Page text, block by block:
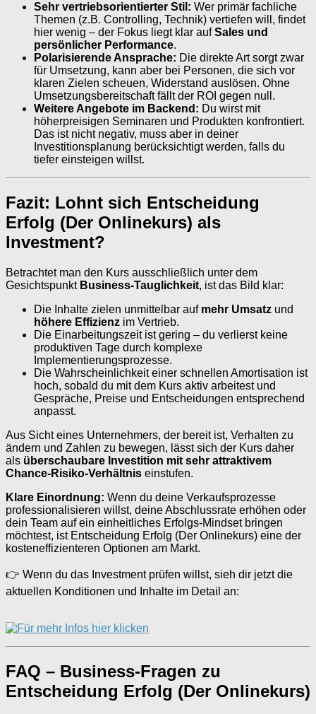
Sehr vertriebsorientierter Stil: Wer primär fachliche
Themen (z.B. Controlling, Technik) vertiefen will, findet
hier wenig – der Fokus liegt klar aufSales und
persönlicher Performance.
Polarisierende Ansprache: Die direkte Art sorgt zwar
für Umsetzung, kann aber bei Personen, die sich vor
klaren Zielen scheuen, Widerstand auslösen. Ohne
Umsetzungsbereitschaft fällt der ROI gegen null.
Weitere Angebote im Backend: Du wirst mit
höherpreisigen Seminaren und Produkten konfrontiert.
Das ist nicht negativ, muss aber in deiner
Investitionsplanung berücksichtigt werden, falls du
tiefer einsteigen willst.
Fazit: Lohnt sich Entscheidung
Erfolg (Der Onlinekurs) als
Investment?
Betrachtet man den Kurs ausschließlich unter dem
Gesichtspunkt Business-Tauglichkeit, ist das Bild klar:
Die Inhalte zielen unmittelbar auf mehr Umsatz und
höhere Effizienz im Vertrieb.
Die Einarbeitungszeit ist gering – du verlierst keine
produktiven Tage durch komplexe
Implementierungsprozesse.
Die Wahrscheinlichkeit einer schnellen Amortisation ist
hoch, sobald du mit dem Kurs aktiv arbeitest und
Gespräche, Preise und Entscheidungen entsprechend
anpasst.
Aus Sicht eines Unternehmers, der bereit ist, Verhalten zu
ändern und Zahlen zu bewegen, lässt sich der Kurs daher
als überschaubare Investition mit sehr attraktivem
Chance-Risiko-Verhältnis einstufen.
Klare Einordnung: Wenn du deine Verkaufsprozesse
professionalisieren willst, deine Abschlussrate erhöhen oder
dein Team auf ein einheitliches Erfolgs-Mindset bringen
möchtest, ist Entscheidung Erfolg (Der Onlinekurs) eine der
kosteneffizienteren Optionen am Markt.
👉 Wenn du das Investment prüfen willst, sieh dir jetzt die
aktuellen Konditionen und Inhalte im Detail an:
FAQ – Business-Fragen zu
Entscheidung Erfolg (Der Onlinekurs)